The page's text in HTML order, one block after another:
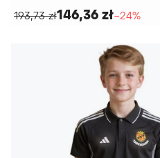
193,73 zł146,36 zł−24%